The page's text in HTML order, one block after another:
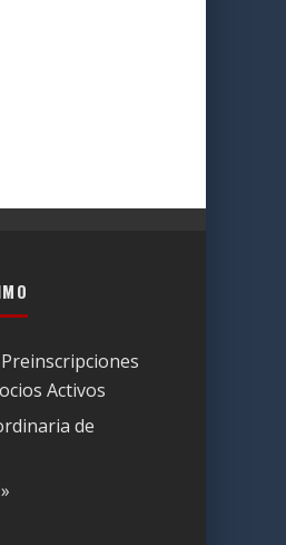
Activos
de